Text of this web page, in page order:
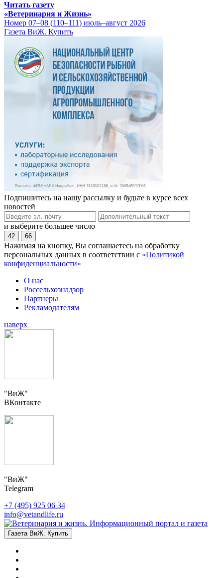
Читать газету
«Ветеринария и Жизнь»
Номер 07–08 (110–111) июль–август 2026
Газета ВиЖ. Купить
Подпишитесь на нашу рассылку и будьте в курсе всех
новостей
и выберите большее число
42 66
Нажимая на кнопку, Вы соглашаетесь на обработку
персональных данных в соответствии с «Политикой
конфиденциальности»
О нас
Россельхознадзор
Партнеры
Рекламодателям
наверх
"ВиЖ"
ВКонтакте
"ВиЖ"
Telegram
+7 (495) 925 06 34
info@vetandlife.ru
Газета ВиЖ. Купить